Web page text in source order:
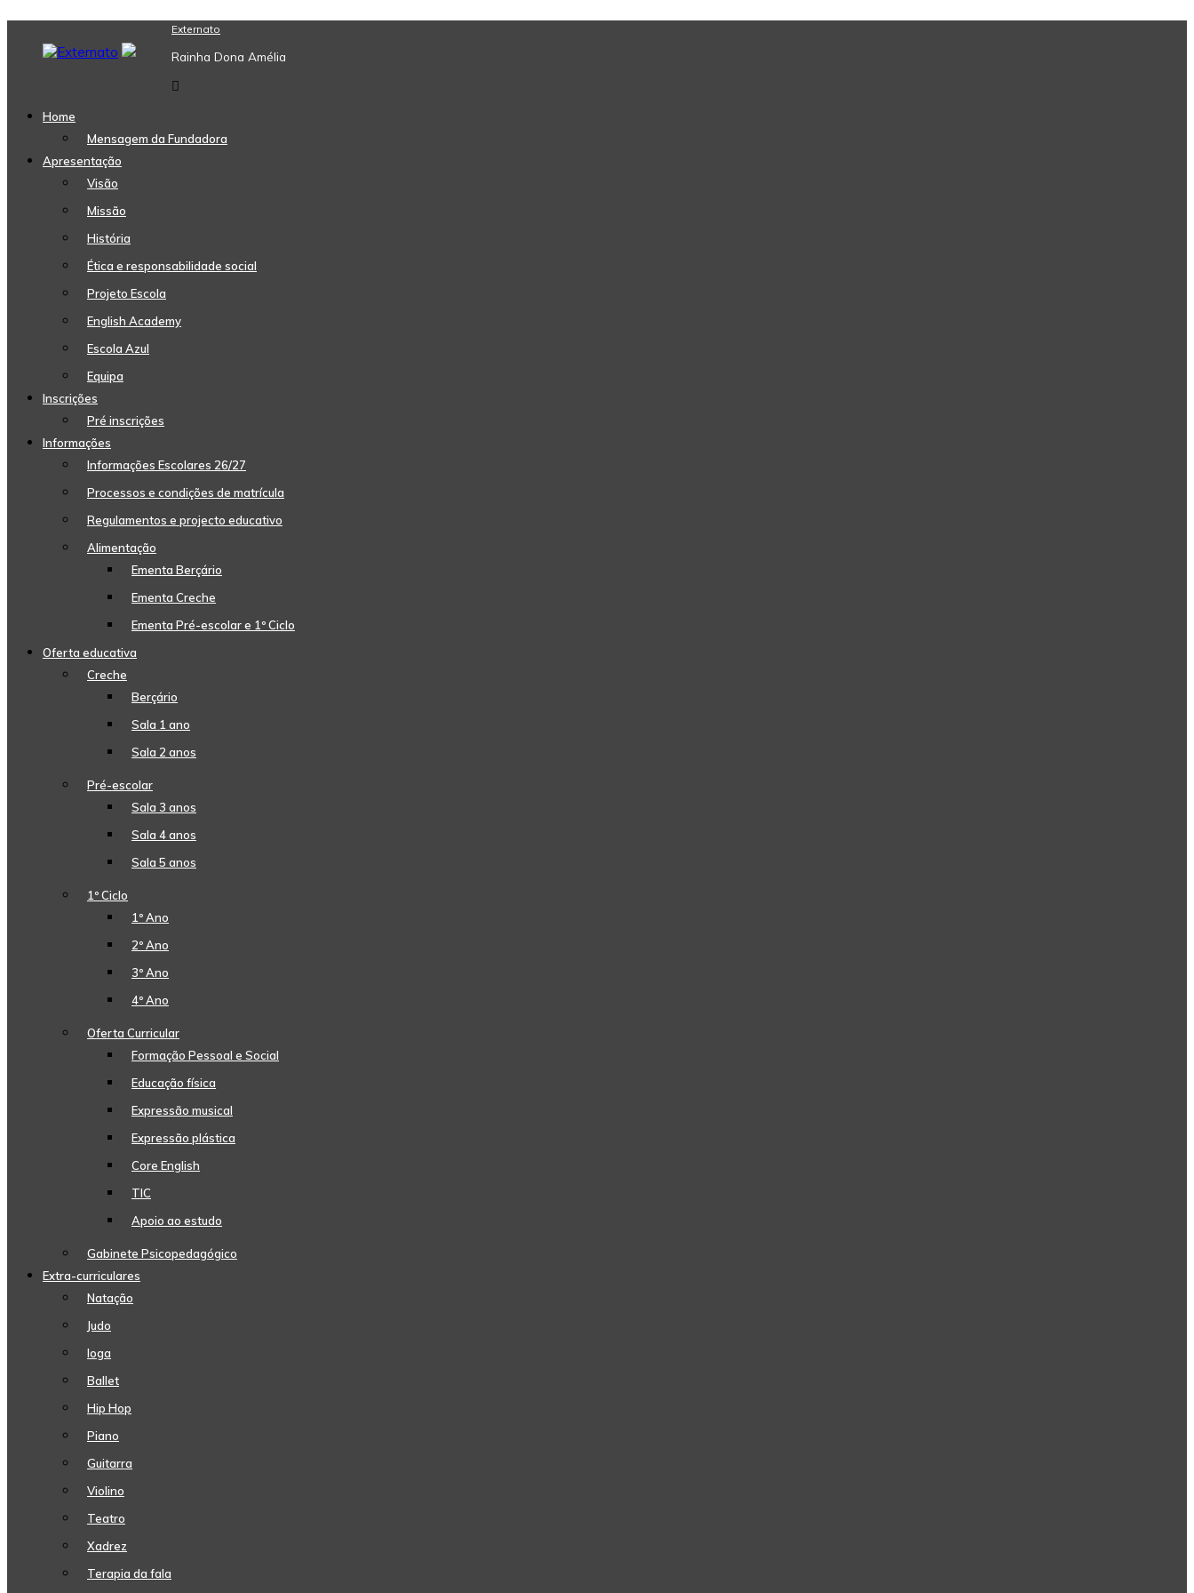
content
Externato
Rainha Dona Amélia
Home
Mensagem da Fundadora
Apresentação
Visão
Missão
História
Ética e responsabilidade social
Projeto Escola
English Academy
Escola Azul
Equipa
Inscrições
Pré inscrições
Informações
Informações Escolares 26/27
Processos e condições de matrícula
Regulamentos e projecto educativo
Alimentação
Ementa Berçário
Ementa Creche
Ementa Pré-escolar e 1º Ciclo
Oferta educativa
Creche
Berçário
Sala 1 ano
Sala 2 anos
Pré-escolar
Sala 3 anos
Sala 4 anos
Sala 5 anos
1º Ciclo
1º Ano
2º Ano
3º Ano
4º Ano
Oferta Curricular
Formação Pessoal e Social
Educação física
Expressão musical
Expressão plástica
Core English
TIC
Apoio ao estudo
Gabinete Psicopedagógico
Extra-curriculares
Natação
Judo
Ioga
Ballet
Hip Hop
Piano
Guitarra
Violino
Teatro
Xadrez
Terapia da fala